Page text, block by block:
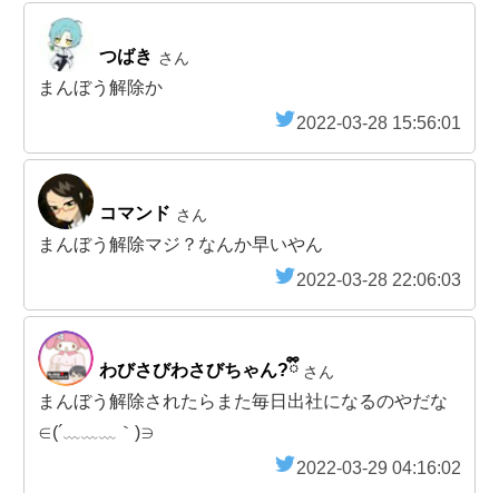
つばき さん
まんぼう解除か
2022-03-28 15:56:01
コマンド さん
まんぼう解除マジ？なんか早いやん
2022-03-28 22:06:03
わびさびわさびちゃん?ྀི さん
まんぼう解除されたらまた毎日出社になるのやだな
∈(´﹏﹏﹏｀)∋
2022-03-29 04:16:02